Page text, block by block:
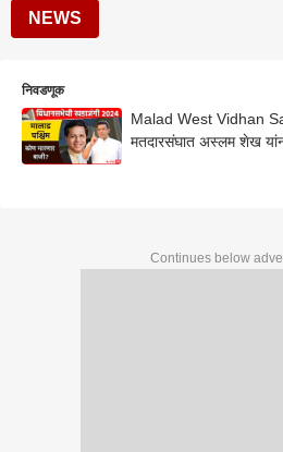
NEWS
निवडणूक
Malad West Vidhan
मतदारसंघात अस्लम शेख
Continues below